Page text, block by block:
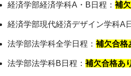
経済学部経済学科A・B日程： 補
経済学部現代経済デザイン学科A
法学部法学科全学日程： 補欠合格
法学部法学科B日程： 補欠合格あ